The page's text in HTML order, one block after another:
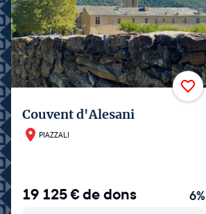
Couvent d'Alesani
PIAZZALI
19 125€de dons 6%